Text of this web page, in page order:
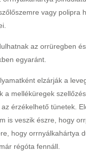
vagy polipra
az orrüregben
egyaránt.
elzárják a
a melléküregek
érzékelhető tünetek.
is veszik észre, hogy
hogy orrnyálkahártya
régóta fennáll.